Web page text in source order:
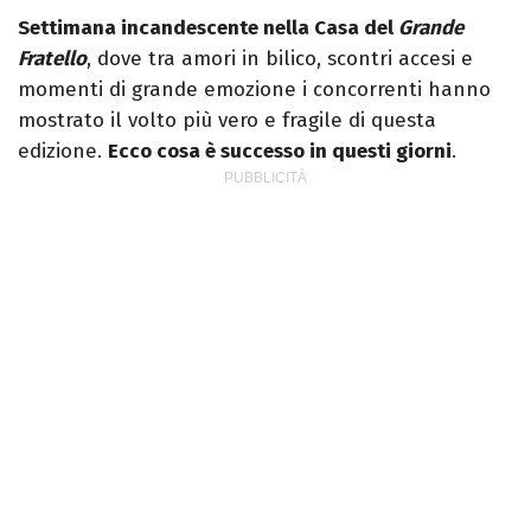
come Fashion Editor. Si specializza poi in
Comunicazione digitale, Giornalismo e
Nuovi media presso La Sapienza,
collaborando con alcune testate ed uffici
Settimana incandescente nella Casa del Grande
Fratello, dove tra amori in bilico, scontri accesi e
momenti di grande emozione i concorrenti hanno
mostrato il volto più vero e fragile di questa
edizione. Ecco cosa è successo in questi giorni.